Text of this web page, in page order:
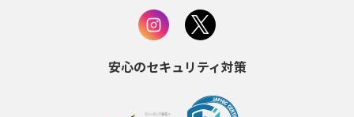
安心のセキュリティ対策